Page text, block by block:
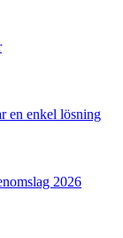
en enkel lösning
2026